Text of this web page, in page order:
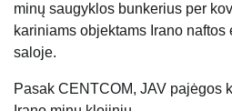
minų saugyklos bunkerius per
kariniams objektams Irano
saloje.
Pasak CENTCOM, JAV pajėgos